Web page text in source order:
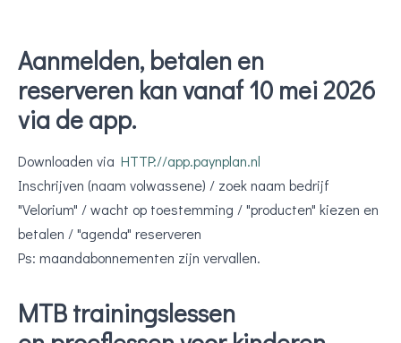
Aanmelden, betalen en
reserveren kan vanaf 10 mei 2026
via de app.
Downloaden via HTTP://app.paynplan.nl
Inschrijven (naam volwassene) / zoek naam bedrijf
"Velorium" / wacht op toestemming / "producten" kiezen en
betalen / "agenda" reserveren
Ps: maandabonnementen zijn vervallen.
MTB trainingslessen